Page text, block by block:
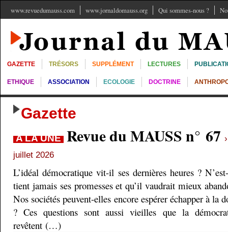
www.revuedumauss.com www.jornaldomauss.org Qui sommes-nous ?
GAZETTE TRÉSORS SUPPLÉMENT LECTURES
ETHIQUE ASSOCIATION ECOLOGIE DOCTRINE
Gazette
A LA UNE Revue du MAUSS n° 67
juillet 2026
L’idéal démocratique vit-il ses dernières heures ?
tient jamais ses promesses et qu’il vaudrait mieux
Nos sociétés peuvent-elles encore espérer échapper à la
? Ces questions sont aussi vieilles que la
revêtent (…)